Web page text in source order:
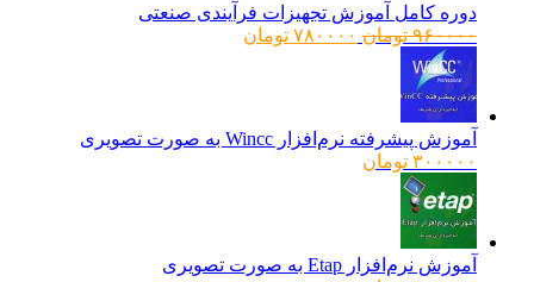
دوره کامل آموزش تجهیزات فرآیندی صنعتی
۹۶۰۰۰۰ تومانقیمت
۷۸۰۰۰۰ تومانقیمت
آموزش پیشرفته نرم‌افزار Wincc به صورت تصویری
۳۰۰۰۰۰ تومان
آموزش نرم‌افزار Etap به صورت تصویری